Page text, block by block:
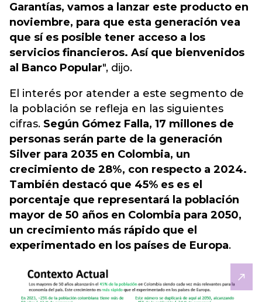
Garantías, vamos a lanzar este producto en
noviembre, para que esta generación vea
que sí es posible tener acceso a los
servicios financieros. Así que bienvenidos
al Banco Popular", dijo.
El interés por atender a este segmento de
la población se refleja en las siguientes
cifras. Según Gómez Falla, 17 millones de
personas serán parte de la generación
Silver para 2035 en Colombia, un
crecimiento de 28%, con respecto a 2024.
También destacó que 45% es es el
porcentaje que representará la población
mayor de 50 años en Colombia para 2050,
un crecimiento más rápido que el
experimentado en los países de Europa.